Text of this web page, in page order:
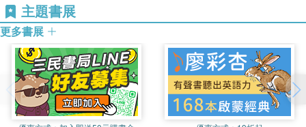
主題書展
更多書展